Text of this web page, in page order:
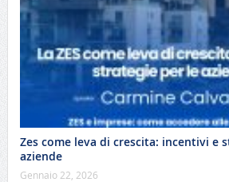
Zes come leva di crescita: incentivi e
aziende
Gennaio 22, 2026